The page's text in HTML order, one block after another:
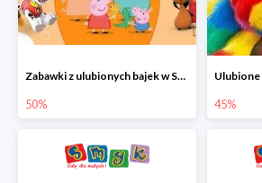
Zabawki z ulubionych bajek w Smyku do -50%
50% 45%